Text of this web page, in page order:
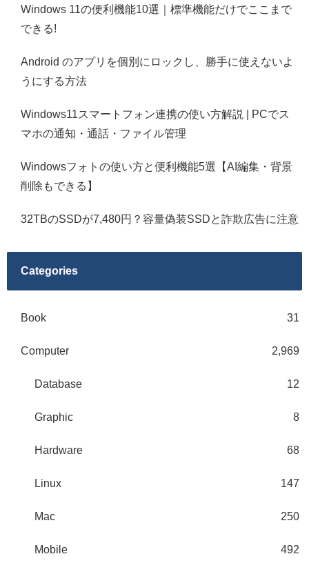
Windows 11の便利機能10選｜標準機能だけでここまで
できる!
Android のアプリを個別にロックし、勝手に使えないよ
うにする方法
Windows11スマートフォン連携の使い方解説 | PCでス
マホの通知・通話・ファイル管理
Windowsフォトの使い方と便利機能5選【AI編集・背景
削除もできる】
32TBのSSDが7,480円？容量偽装SSDと詐欺広告に注意
Categories
Book 31
Computer 2,969
Database 12
Graphic 8
Hardware 68
Linux 147
Mac 250
Mobile 492